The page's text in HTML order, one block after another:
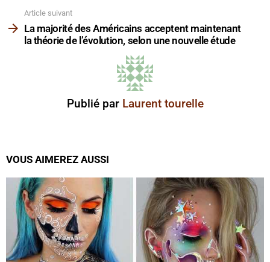
Article suivant
La majorité des Américains acceptent maintenant
la théorie de l’évolution, selon une nouvelle étude
Publié par Laurent tourelle
VOUS AIMEREZ AUSSI